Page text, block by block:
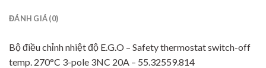
ĐÁNH GIÁ (0)
Bộ điều chỉnh nhiệt độ E.G.O – Safety thermostat switch-off
temp. 270°C 3-pole 3NC 20A – 55.32559.814